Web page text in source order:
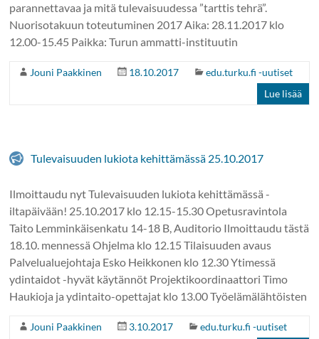
parannettavaa ja mitä tulevaisuudessa ”tarttis tehrä”.
Nuorisotakuun toteutuminen 2017 Aika: 28.11.2017 klo
12.00-15.45 Paikka: Turun ammatti-instituutin
Jouni Paakkinen 18.10.2017
edu.turku.fi -uutiset
Lue lisää
Tulevaisuuden lukiota kehittämässä 25.10.2017
Ilmoittaudu nyt Tulevaisuuden lukiota kehittämässä -
iltapäivään! 25.10.2017 klo 12.15-15.30 Opetusravintola
Taito Lemminkäisenkatu 14-18 B, Auditorio Ilmoittaudu tästä
18.10. mennessä Ohjelma klo 12.15 Tilaisuuden avaus
Palvelualuejohtaja Esko Heikkonen klo 12.30 Ytimessä
ydintaidot -hyvät käytännöt Projektikoordinaattori Timo
Haukioja ja ydintaito-opettajat klo 13.00 Työelämälähtöisten
Jouni Paakkinen 3.10.2017
edu.turku.fi -uutiset